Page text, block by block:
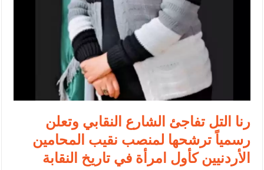
الملك يلتقي مجموعة من رفاق السلاح
الملك يتلقى اتصالا هاتفيا من العاهل البحريني
القاضي محمود أحمد فريحات.. مبارك ومزيدا من التوفيق
رنا التل تفاجئ الشارع النقابي وتعلن
رسمياً ترشحها لمنصب نقيب المحامين
الأردنيين كأول امرأة في تاريخ النقابة